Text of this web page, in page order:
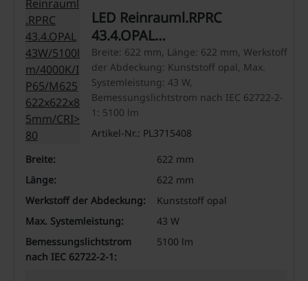
LED Reinrauml.RPRC
43.4.OPAL
43W/5100lm/4000K/IP65/M625
622x622x85mm/CRI>80
Breite: 622 mm, Länge: 622 mm, Werkstoff
der Abdeckung: Kunststoff opal, Max.
Systemleistung: 43 W,
Bemessungslichtstrom nach IEC 62722-2-
1: 5100 lm
Artikel-Nr.: PL3715408
Breite:
622 mm
Länge:
622 mm
Werkstoff der Abdeckung:
Kunststoff opal
Max. Systemleistung:
43 W
Bemessungslichtstrom
nach IEC 62722-2-1:
5100 lm